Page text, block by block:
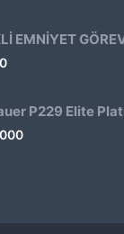
P229 Elite